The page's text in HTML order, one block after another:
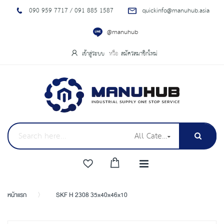
090 959 7717 / 091 885 1587
quickinfo@manuhub.asia
@manuhub
เข้าสู่ระบบ สมัครสมาชิกใหม่
All Categories
หน้าแรก SKF H 2308 35x40x46x10